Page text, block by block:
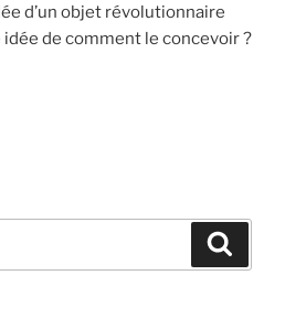
d’un objet révolutionnaire
idée de comment le concevoir ?